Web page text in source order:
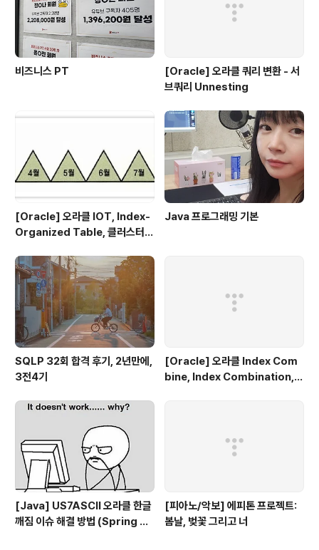
비즈니스 PT
[Oracle] 오라클 쿼리 변환 - 서
브쿼리 Unnesting
[Oracle] 오라클 IOT, Index-
Organized Table, 클러스터
Java 프로그래밍 기본
SQLP 32회 합격 후기, 2년만에,
3전4기
[Oracle] 오라클 Index Com
bine, Index Combination,
[Java] US7ASCII 오라클 한글
깨짐 이슈 해결 방법 (Spring bo
[피아노/악보] 에피톤 프로젝트:
봄날, 벚꽃 그리고 너